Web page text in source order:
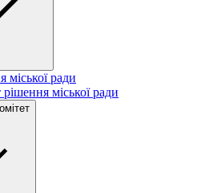
міської ради
міської ради